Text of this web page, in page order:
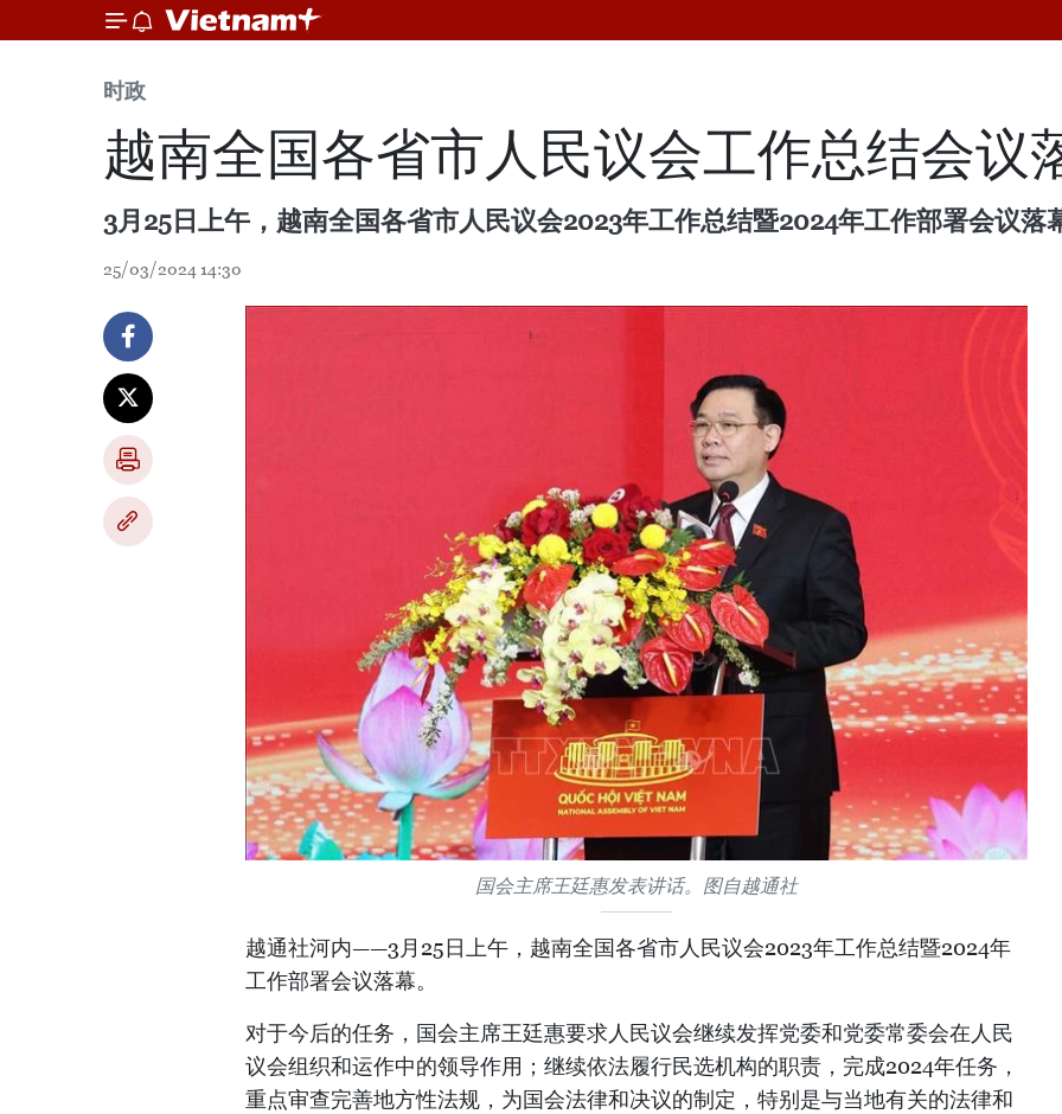
时政
越南全国各省市人民议会工作总结会议
3月25日上午，越南全国各省市人民议会2023年工作总结暨2024年工作部署会议落
25/03/2024 14:30
国会主席王廷惠发表讲话。图自越通社
越通社河内——3月25日上午，越南全国各省市人民议会2023年工作总结暨2024年
工作部署会议落幕。
对于今后的任务，国会主席王廷惠要求人民议会继续发挥党委和党委常委会在人民
议会组织和运作中的领导作用；继续依法履行民选机构的职责，完成2024年任务，
重点审查完善地方性法规，为国会法律和决议的制定，特别是与当地有关的法律和